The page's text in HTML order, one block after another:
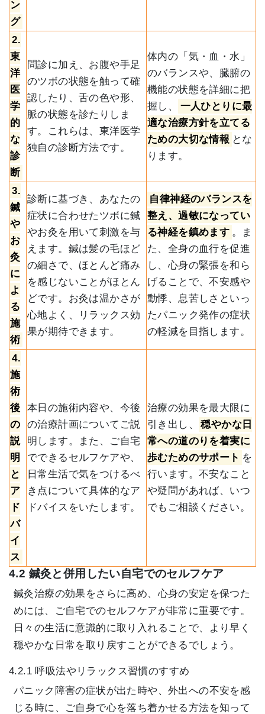
ン
グ
2.
東
洋
医
学
的
な
診
断
問診に加え、お腹や手足
のツボの状態を触って確
認したり、舌の色や形、
脈の状態を診たりしま
す。これらは、東洋医学
独自の診断方法です。
体内の「気・血・水」
のバランスや、臓腑の
機能の状態を詳細に把
握し、
一人ひとりに最
適な治療方針を立てる
ための大切な情報 とな
ります。
3.
鍼
や
お
灸
に
よ
る
施
術
診断に基づき、あなたの
症状に合わせたツボに鍼
やお灸を用いて刺激を与
えます。鍼は髪の毛ほど
の細さで、ほとんど痛み
を感じないことがほとん
どです。お灸は温かさが
心地よく、リラックス効
果が期待できます。
自律神経のバランスを
整え、過敏になってい
る神経を鎮めます 。ま
た、全身の血行を促進
し、心身の緊張を和ら
げることで、不安感や
動悸、息苦しさといっ
たパニック発作の症状
の軽減を目指します。
4.
施
術
後
の
説
明
と
ア
ド
バ
イ
ス
本日の施術内容や、今後
の治療計画についてご説
明します。また、ご自宅
でできるセルフケアや、
日常生活で気をつけるべ
き点について具体的なア
ドバイスをいたします。
治療の効果を最大限に
引き出し、
穏やかな日
常への道のりを着実に
歩むためのサポート を
行います。不安なこと
や疑問があれば、いつ
でもご相談ください。
4.2 鍼灸と併用したい自宅でのセルフケア
鍼灸治療の効果をさらに高め、心身の安定を保つた
めには、ご自宅でのセルフケアが非常に重要です。
日々の生活に意識的に取り入れることで、より早く
穏やかな日常を取り戻すことができるでしょう。
4.2.1 呼吸法やリラックス習慣のすすめ
パニック障害の症状が出た時や、外出への不安を感
じる時に、ご自身で心を落ち着かせる方法を知って